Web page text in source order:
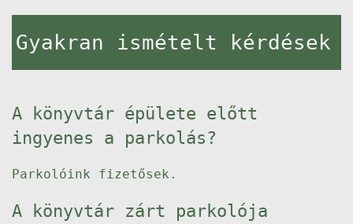
Gyakran ismételt kérdések
A könyvtár épülete előtt
ingyenes a parkolás?
Parkolóink fizetősek.
A könyvtár zárt parkolója